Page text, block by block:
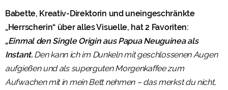
Babette, Kreativ-Direktorin und uneingeschränkte
„Herrscherin“ über alles Visuelle, hat 2 Favoriten:
„Einmal den Single Origin aus Papua Neuguinea als
Instant.Den kann ich im Dunkeln mit geschlossenen Augen
aufgießen und als superguten Morgenkaffee zum
Aufwachen mit in mein Bett nehmen – das merkst du nicht,